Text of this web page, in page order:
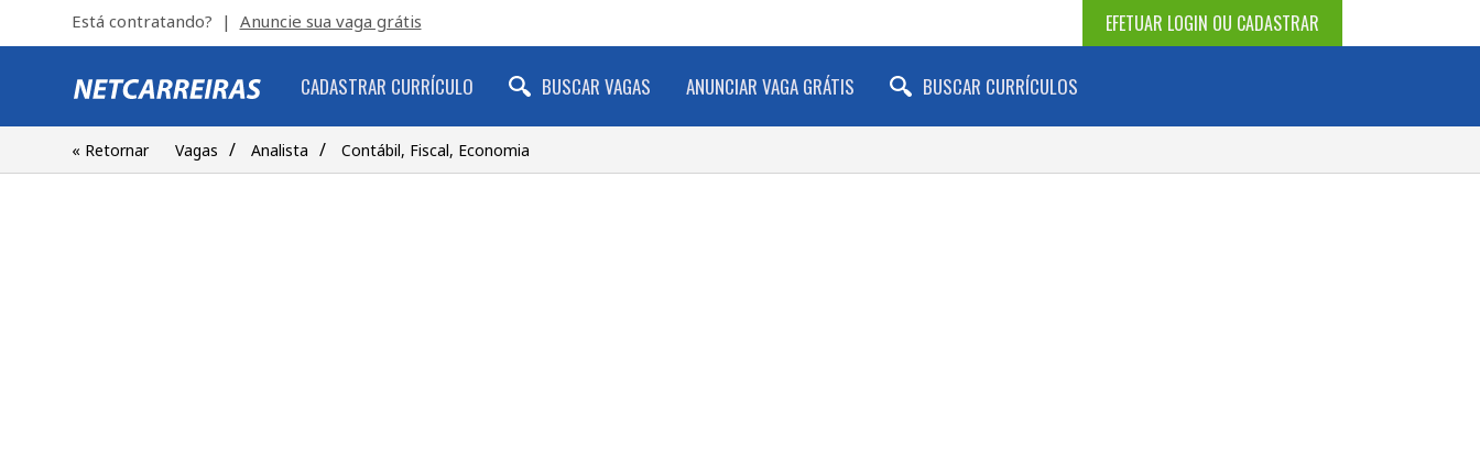
EFETUAR LOGIN OU CADASTRAR
Está contratando? | Anuncie sua vaga grátis
CADASTRAR CURRÍCULO BUSCAR VAGAS ANUNCIAR VAGA GRÁTIS BUSCAR CURRÍCULOS
« Retornar Vagas / Analista / Contábil, Fiscal, Economia